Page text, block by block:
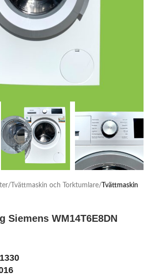
Tvättmaskin och Torktumlare Tvättmaskin
Siemens WM14T6E8DN